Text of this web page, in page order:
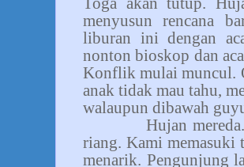
menyusun rencana
liburan ini dengan
nonton bioskop dan
Konflik mulai muncul.
anak tidak mau tahu,
walaupun dibawah
Hujan
riang. Kami memasuki
menarik. Pengunjung